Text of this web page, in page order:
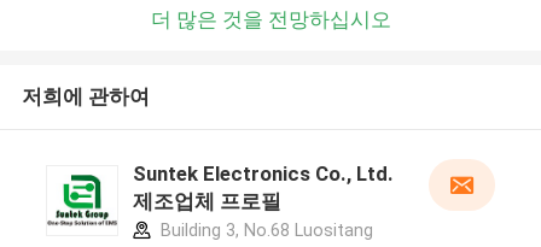
더 많은 것을 전망하십시오
저희에 관하여
Suntek Electronics Co., Ltd.
제조업체 프로필
Building 3, No.68 Luositang